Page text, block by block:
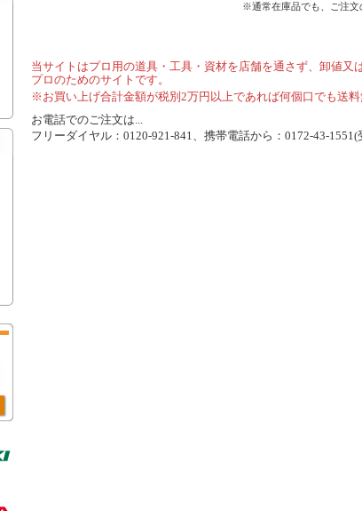
※通常在庫品でも、ご注文
当サイトはプロ用の道具・工具・資材を店舗を通さず、卸値又
プロのためのサイトです。
※お買い上げ合計金額が税別2万円以上であれば何個口でも送
お電話でのご注文は...
フリーダイヤル：0120-921-841、携帯電話から：0172-43-